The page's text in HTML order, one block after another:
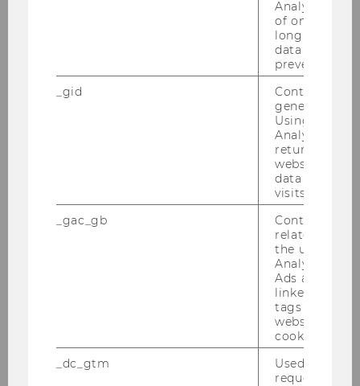
Institut für Technologie und
ao. Univ.Prof. Dr. Andreas Resch
ao. Univ.Prof. Dr. Christian
Abteilung für Angewandte
Department-​Vorstand
Analytics a
of once per
long as it is
data
prevented.
_gid
Contains a
generated
Using this
Analytics can
returning
website and
data from
visits.
_gac_gb
Contains
related
the user. If
Analytics and
Ads accounts
linked, the
tags on the
website read
cookie.
_dc_gtm
Used to
request rate.